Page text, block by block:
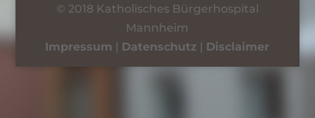
© 2018 Katholisches Bürgerhospital
Mannheim
Impressum | Datenschutz | Disclaimer